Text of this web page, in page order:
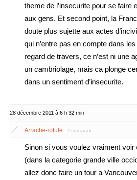
theme de l’insecurite pour se faire
aux gens. Et second point, la
doute plus sujette aux actes
qui n’entre pas en compte dans
regard de travers, ce n’est ni une
un cambriolage, mais ca plonge
dans un sentiment d’insecurite.
28 décembre 2011 à 6 h 32 min
Arrache-rotule Participant
Sinon si vous voulez vraiment voir
(dans la categorie grande ville
allez donc faire un tour a